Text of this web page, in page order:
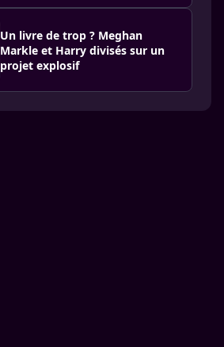
Un livre de trop ? Meghan
Markle et Harry divisés sur un
projet explosif